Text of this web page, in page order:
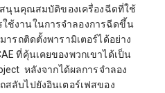
สนุนคุณสมบัติของเครื่องฉีดที่ใช้
ช้งานในการจำลองการฉีดขึ้น
รถติดตั้งพารามิเตอร์ได้อย่าง
ที่คุ้นเคยของพวกเขาได้เป็น
หลังจากได้ผลการจำลอง
สลับไปยังอินเตอร์เฟสของ